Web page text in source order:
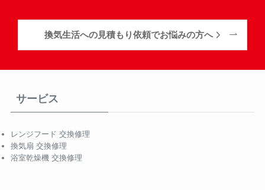
換気生活への見積もり依頼でお悩みの方へ
サービス
レンジフード 交換修理
換気扇 交換修理
浴室乾燥機 交換修理